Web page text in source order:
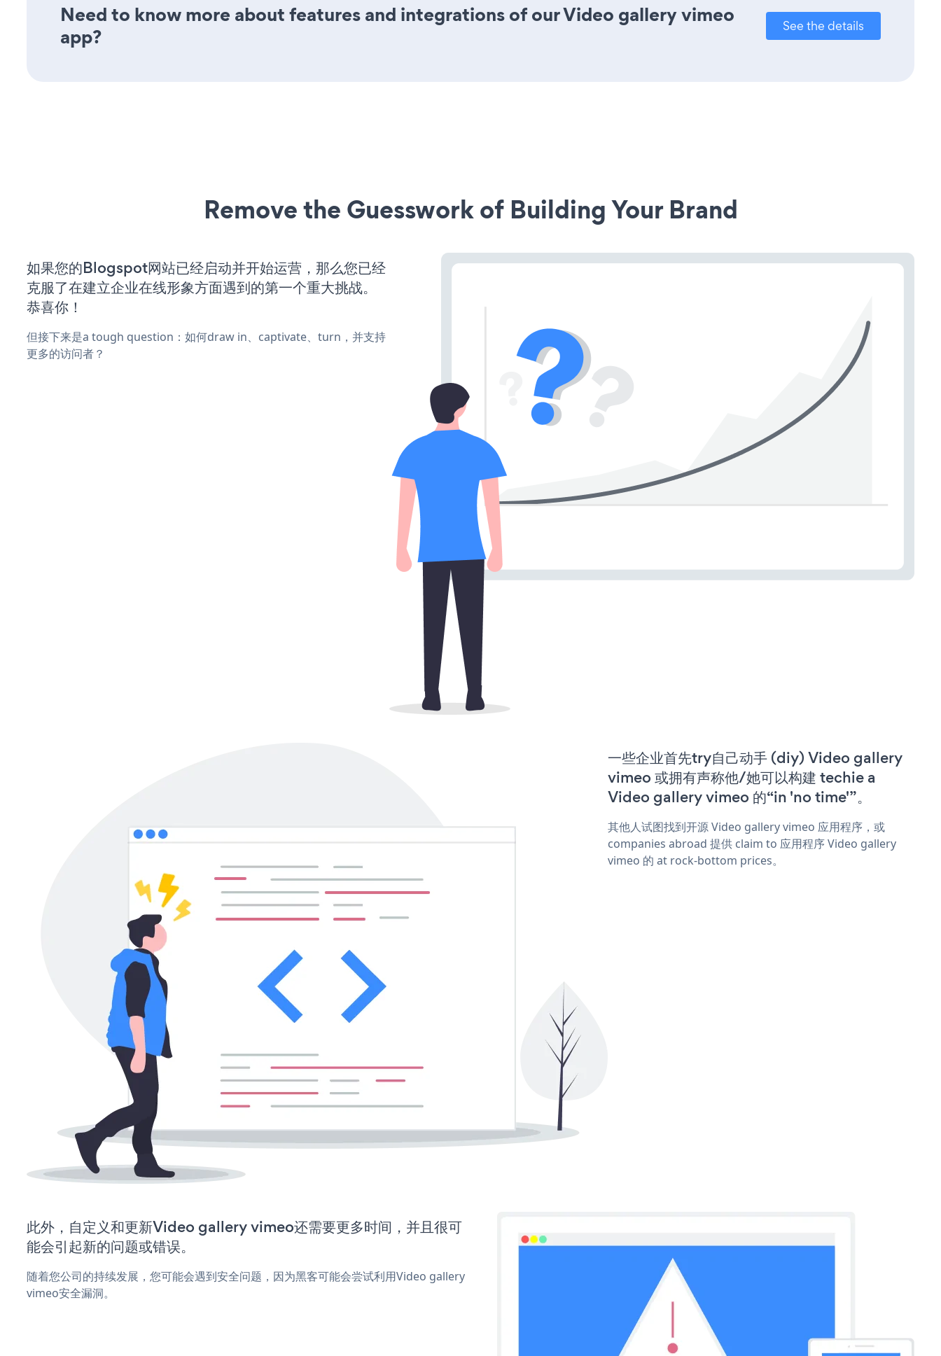
Need to know more about features and integrations of our Video gallery vimeo
app?
See the details
Remove the Guesswork of Building Your Brand
如果您的Blogspot网站已经启动并开始运营，那么您已经
克服了在建立企业在线形象方面遇到的第一个重大挑战。
恭喜你！
但接下来是a tough question：如何draw in、captivate、turn，并支持
更多的访问者？
一些企业首先try自己动手 (diy) Video gallery
vimeo 或拥有声称他/她可以构建 techie a
Video gallery vimeo 的“in 'no time'”。
其他人试图找到开源 Video gallery vimeo 应用程序，或
companies abroad 提供 claim to 应用程序 Video gallery
vimeo 的 at rock-bottom prices。
此外，自定义和更新Video gallery vimeo还需要更多时间，并且很可
能会引起新的问题或错误。
随着您公司的持续发展，您可能会遇到安全问题，因为黑客可能会尝试利用Video gallery
vimeo安全漏洞。